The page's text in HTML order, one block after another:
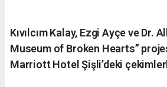
Kıvılcım Kalay, Ezgi Ayçe ve Dr.
Museum of Broken Hearts”
Marriott Hotel Şişli’deki